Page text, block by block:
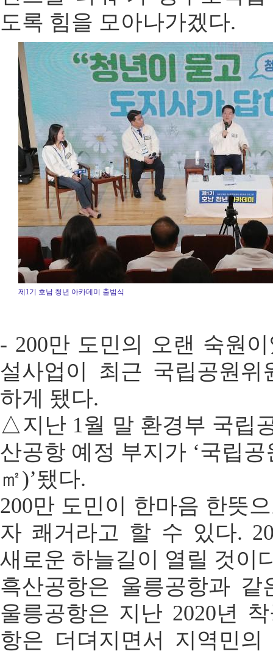
도록 힘을 모아나가겠다.
제1기 호남 청년 아카데미 출범식
- 200만 도민의 오랜 숙원
설사업이 최근 국립공원
하게 됐다.
△지난 1월 말 환경부 국립
산공항 예정 부지가 ‘국립
㎡)’됐다.
200만 도민이 한마음 한뜻
자 쾌거라고 할 수 있다.
새로운 하늘길이 열릴 것이
흑산공항은 울릉공항과
울릉공항은 지난 2020년
항은 더뎌지면서 지역민